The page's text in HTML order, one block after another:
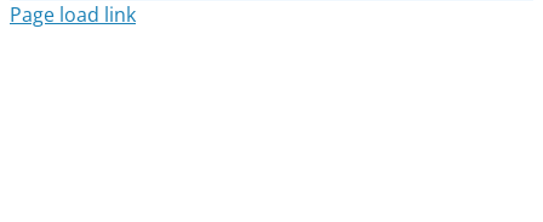
Page load link